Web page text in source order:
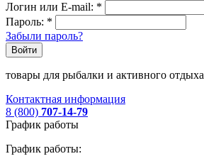
Логин или E-mail: *
Пароль: *
Забыли пароль?
Войти
товары для рыбалки и активного отдыха
Контактная информация
8 (800) 707-14-79
График работы
График работы: